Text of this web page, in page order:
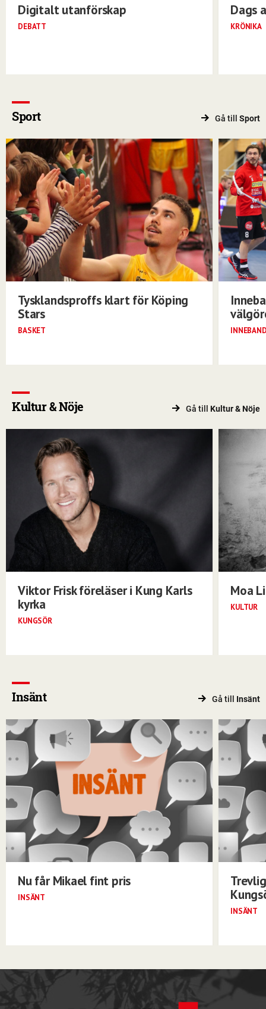
Digitalt utanförskap
DEBATT
Dags
KRÖNIKA
Sport Gå till Sport
Tysklandsproffs klart för Köping
Stars
BASKET
Kultur & Nöje Gå till Kultur & Nöje
Viktor Frisk föreläser i Kung Karls
kyrka
KUNGSÖR
Moa
KULTUR
Insänt Gå till Insänt
Nu får Mikael fint pris
INSÄNT
INSÄNT